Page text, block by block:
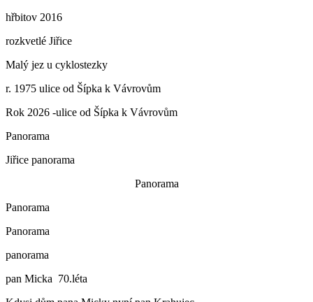
hřbitov 2016
rozkvetlé Jiřice
Malý jez u cyklostezky
r. 1975 ulice od Šípka k Vávrovům
Rok 2026 -ulice od Šípka k Vávrovům
Panorama
Jiřice panorama
Panorama
Panorama
Panorama
panorama
pan Micka 70.léta